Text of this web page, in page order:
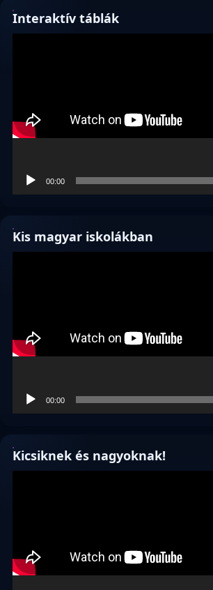
Interaktív táblák
00:00
Kis magyar iskolákban
00:00
Kicsiknek és nagyoknak!